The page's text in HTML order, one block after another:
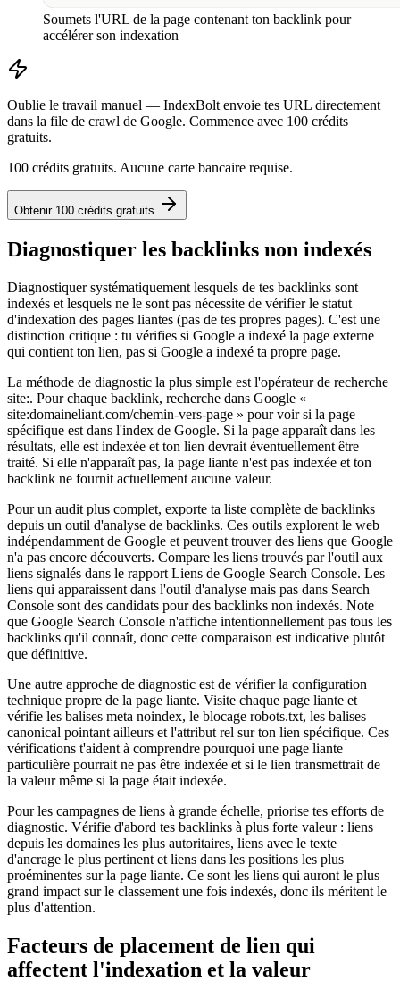
Soumets l'URL de la page contenant ton backlink pour
accélérer son indexation
Oublie le travail manuel — IndexBolt envoie tes URL directement
dans la file de crawl de Google. Commence avec 100 crédits
gratuits.
100 crédits gratuits. Aucune carte bancaire requise.
Obtenir 100 crédits gratuits
Diagnostiquer les backlinks non indexés
Diagnostiquer systématiquement lesquels de tes backlinks sont
indexés et lesquels ne le sont pas nécessite de vérifier le statut
d'indexation des pages liantes (pas de tes propres pages). C'est une
distinction critique : tu vérifies si Google a indexé la page externe
qui contient ton lien, pas si Google a indexé ta propre page.
La méthode de diagnostic la plus simple est l'opérateur de recherche
site:. Pour chaque backlink, recherche dans Google «
site:domaineliant.com/chemin-vers-page » pour voir si la page
spécifique est dans l'index de Google. Si la page apparaît dans les
résultats, elle est indexée et ton lien devrait éventuellement être
traité. Si elle n'apparaît pas, la page liante n'est pas indexée et ton
backlink ne fournit actuellement aucune valeur.
Pour un audit plus complet, exporte ta liste complète de backlinks
depuis un outil d'analyse de backlinks. Ces outils explorent le web
indépendamment de Google et peuvent trouver des liens que Google
n'a pas encore découverts. Compare les liens trouvés par l'outil aux
liens signalés dans le rapport Liens de Google Search Console. Les
liens qui apparaissent dans l'outil d'analyse mais pas dans Search
Console sont des candidats pour des backlinks non indexés. Note
que Google Search Console n'affiche intentionnellement pas tous les
backlinks qu'il connaît, donc cette comparaison est indicative plutôt
que définitive.
Une autre approche de diagnostic est de vérifier la configuration
technique propre de la page liante. Visite chaque page liante et
vérifie les balises meta noindex, le blocage robots.txt, les balises
canonical pointant ailleurs et l'attribut rel sur ton lien spécifique. Ces
vérifications t'aident à comprendre pourquoi une page liante
particulière pourrait ne pas être indexée et si le lien transmettrait de
la valeur même si la page était indexée.
Pour les campagnes de liens à grande échelle, priorise tes efforts de
diagnostic. Vérifie d'abord tes backlinks à plus forte valeur : liens
depuis les domaines les plus autoritaires, liens avec le texte
d'ancrage le plus pertinent et liens dans les positions les plus
proéminentes sur la page liante. Ce sont les liens qui auront le plus
grand impact sur le classement une fois indexés, donc ils méritent le
plus d'attention.
Facteurs de placement de lien qui
affectent l'indexation et la valeur